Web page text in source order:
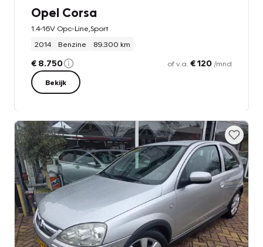
Opel Corsa
1.4-16V Opc-Line,Sport
2014
Benzine 89.300 km
€ 8.750 of v.a. € 120 /mnd
Bekijk